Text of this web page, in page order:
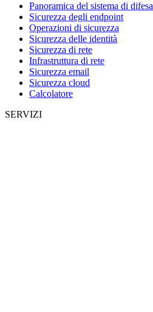
Panoramica del sistema di difesa
Sicurezza degli endpoint
Operazioni di sicurezza
Sicurezza delle identità
Sicurezza di rete
Infrastruttura di rete
Sicurezza email
Sicurezza cloud
Calcolatore
SERVIZI